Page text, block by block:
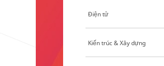
Điện tử
Kiến trúc & Xây dựng